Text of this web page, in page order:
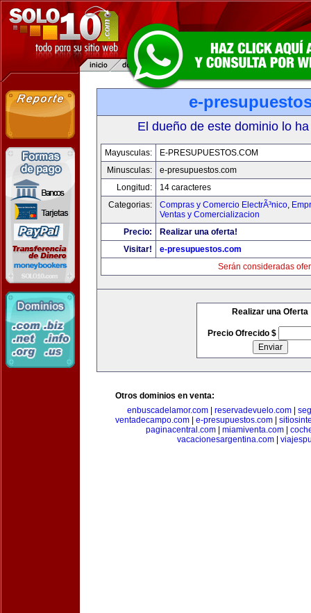
e-
El dueño de este dominio lo
Mayusculas:
E-PRESUPUESTOS.COM
Minusculas:
e-presupuestos.com
Longitud:
14 caracteres
Categorias:
Compras y Comercio ElectrÃ³nico,
Ventas y Comercializacion
Precio:
Realizar una oferta!
Visitar!
e-presupuestos.com
Serán consideradas
Realizar una Oferta
Precio Ofrecido $
Otros dominios en venta:
enbuscadelamor.com
reservadevuelo.com
ventadecampo.com
e-presupuestos.com
paginacentral.com| miamiventa.com|
vacacionesargentina.com